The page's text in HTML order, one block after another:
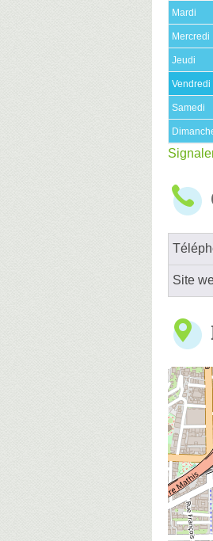
Mardi
Mercredi
Jeudi
Vendredi
Samedi
Site